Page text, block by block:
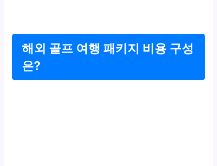
해외 골프 여행 패키지 비용 구성
은?